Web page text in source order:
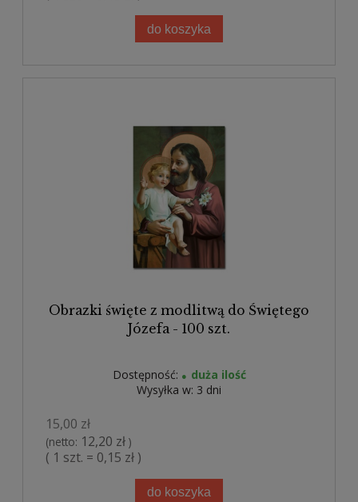
do koszyka
Obrazki święte z modlitwą do Świętego
Józefa - 100 szt.
Dostępność:
duża ilość
Wysyłka w: 3 dni
15,00 zł
(netto: 12,20 zł )
( 1 szt. = 0,15 zł )
do koszyka